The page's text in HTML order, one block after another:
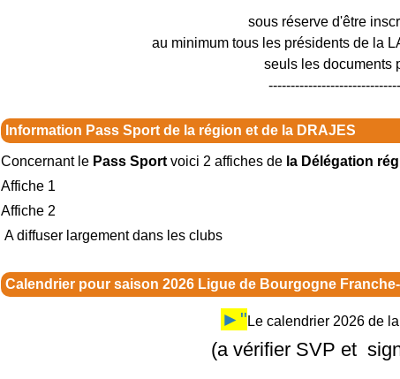
sous réserve d'être
au minimum tous les présidents de la
seuls les documents
Information Pass Sport de la région et de la DRAJES
Concernant le Pass Sport voici 2 affiches de la Délégation
Affiche 1
Affiche 2
A diffuser largement dans les clubs
Calendrier pour saison 2026 Ligue de Bourgogne
►" Le calendrier 2026 de
(a vérifier SVP et